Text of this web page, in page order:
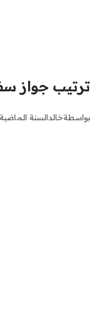
ترتيب جواز سفر
بواسطةخالدالسنة الماضية